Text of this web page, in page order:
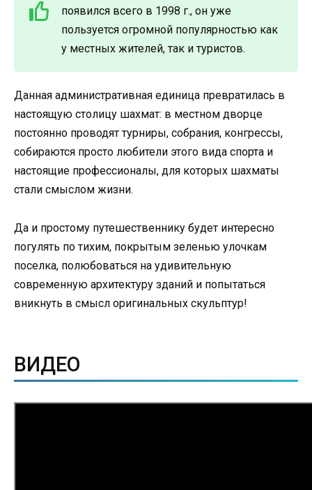
появился всего в 1998 г., он уже
пользуется огромной популярностью как
у местных жителей, так и туристов.
Данная административная единица превратилась в
настоящую столицу шахмат: в местном дворце
постоянно проводят турниры, собрания, конгрессы,
собираются просто любители этого вида спорта и
настоящие профессионалы, для которых шахматы
стали смыслом жизни.
Да и простому путешественнику будет интересно
погулять по тихим, покрытым зеленью улочкам
поселка, полюбоваться на удивительную
современную архитектуру зданий и попытаться
вникнуть в смысл оригинальных скульптур!
ВИДЕО